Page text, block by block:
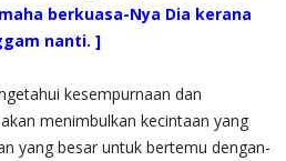
nanti. ]
kesempurnaan dan
menimbulkan kecintaan yang
yang besar untuk bertemu dengan-